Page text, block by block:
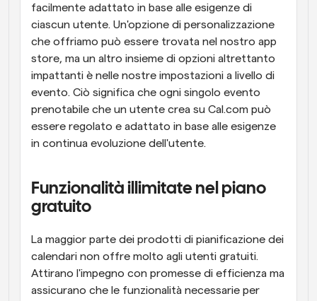
Webhook
Ricevi una notifica quando succede qualcosa
facilmente adattato in base alle esigenze di
ciascun utente. Un'opzione di personalizzazione
che offriamo può essere trovata nel nostro app
store, ma un altro insieme di opzioni altrettanto
impattanti è nelle nostre impostazioni a livello di
evento. Ciò significa che ogni singolo evento
prenotabile che un utente crea su Cal.com può
essere regolato e adattato in base alle esigenze
in continua evoluzione dell'utente.
Funzionalità illimitate nel piano
gratuito
La maggior parte dei prodotti di pianificazione dei
calendari non offre molto agli utenti gratuiti.
Attirano l'impegno con promesse di efficienza ma
assicurano che le funzionalità necessarie per